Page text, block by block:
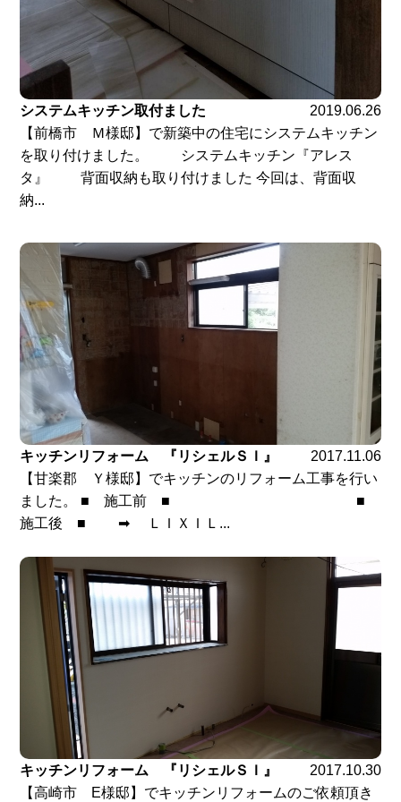
システムキッチン取付ました
2019.06.26
【前橋市 Ｍ様邸】で新築中の住宅にシステムキッチン
を取り付けました。 システムキッチン『アレス
タ』 背面収納も取り付けました 今回は、背面収
納...
キッチンリフォーム 『リシェルＳＩ』
2017.11.06
【甘楽郡 Ｙ様邸】でキッチンのリフォーム工事を行い
ました。 ■ 施工前 ■ ■
施工後 ■ ➡ ＬＩＸＩＬ...
キッチンリフォーム 『リシェルＳＩ』
2017.10.30
【高崎市 E様邸】でキッチンリフォームのご依頼頂き